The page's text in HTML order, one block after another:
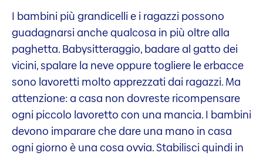
I bambini più grandicelli e i ragazzi possono
guadagnarsi anche qualcosa in più oltre alla
paghetta. Babysitteraggio, badare al gatto dei
vicini, spalare la neve oppure togliere le erbacce
sono lavoretti molto apprezzati dai ragazzi. Ma
attenzione: a casa non dovreste ricompensare
ogni piccolo lavoretto con una mancia. I bambini
devono imparare che dare una mano in casa
ogni giorno è una cosa ovvia. Stabilisci quindi in